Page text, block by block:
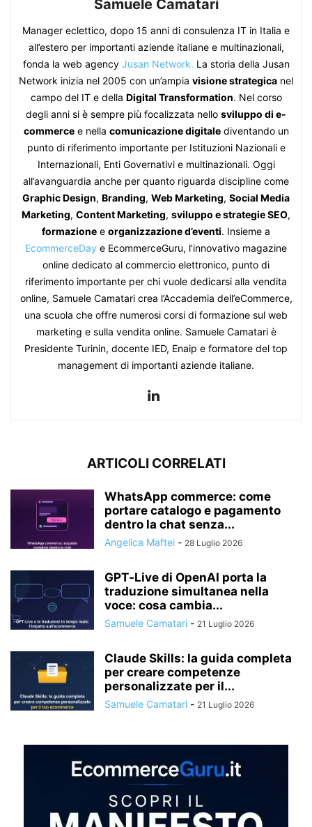
Samuele Camatari
Manager eclettico, dopo 15 anni di consulenza IT in Italia e
all’estero per importanti aziende italiane e multinazionali,
fonda la web agency Jusan Network. La storia della Jusan
Network inizia nel 2005 con un’ampia visione strategica nel
campo del IT e della Digital Transformation. Nel corso
degli anni si è sempre più focalizzata nello sviluppo di e-
commercee nella comunicazione digitalediventando un
punto di riferimento importante per Istituzioni Nazionali e
Internazionali, Enti Governativi e multinazionali. Oggi
all’avanguardia anche per quanto riguarda discipline come
Graphic Design, Branding, Web Marketing, Social Media
Marketing, Content Marketing, sviluppo e strategie SEO,
formazione e organizzazione d’eventi. Insieme a
EcommerceDay e EcommerceGuru, l’innovativo magazine
online dedicato al commercio elettronico, punto di
riferimento importante per chi vuole dedicarsi alla vendita
online, Samuele Camatari crea l’Accademia dell’eCommerce,
una scuola che offre numerosi corsi di formazione sul web
marketing e sulla vendita online. Samuele Camatari è
Presidente Turinin, docente IED, Enaip e formatore del top
management di importanti aziende italiane.
ARTICOLI CORRELATI
WhatsApp commerce: come
portare catalogo e pagamento
dentro la chat senza...
Angelica Maftei - 28 Luglio 2026
GPT‑Live di OpenAI porta la
traduzione simultanea nella
voce: cosa cambia...
Samuele Camatari - 21 Luglio 2026
Claude Skills: la guida completa
per creare competenze
personalizzate per il...
Samuele Camatari - 21 Luglio 2026